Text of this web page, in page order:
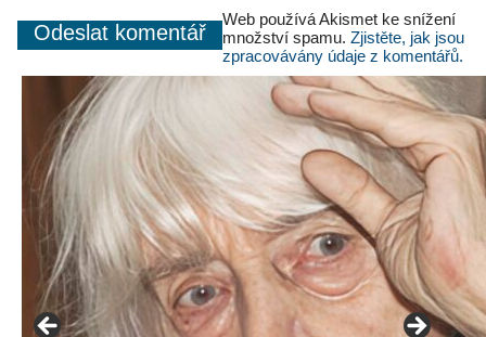
Web používá Akismet ke snížení
množství spamu. Zjistěte, jak jsou
zpracovávány údaje z komentářů.